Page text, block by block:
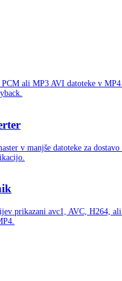
ali MP3 AVI datoteke v
v manjše datoteke za dostavo
prikazani avc1, AVC, H264,